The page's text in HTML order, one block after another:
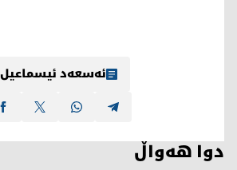
ئەسعەد ئیسماعیل
دوا هەواڵ